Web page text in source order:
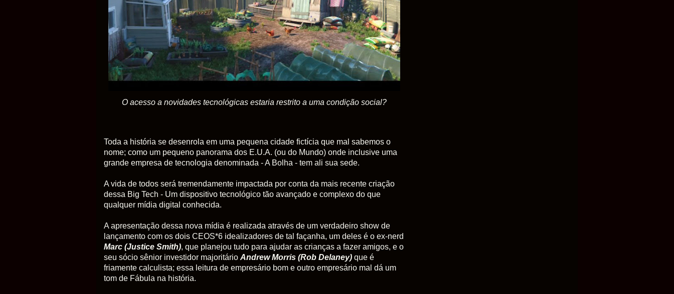
O acesso a novidades tecnológicas estaria restrito a uma condição social?
Toda a história se desenrola em uma pequena cidade fictícia que mal sabemos o
nome; como um pequeno panorama dos E.U.A. (ou do Mundo) onde inclusive uma
grande empresa de tecnologia denominada - A Bolha - tem ali sua sede.
A vida de todos será tremendamente impactada por conta da mais recente criação
dessa Big Tech - Um dispositivo tecnológico tão avançado e complexo do que
qualquer mídia digital conhecida.
A apresentação dessa nova mídia é realizada através de um verdadeiro show de
lançamento com os dois CEOS*6 idealizadores de tal façanha, um deles é o ex-nerd
Marc (Justice Smith), que planejou tudo para ajudar as crianças a fazer amigos, e o
seu sócio sênior investidor majoritário Andrew Morris (Rob Delaney) que é
friamente calculista; essa leitura de empresário bom e outro empresário mal dá um
tom de Fábula na história.